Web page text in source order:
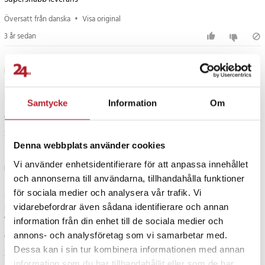
Samtycke Information Om
Denna webbplats använder cookies
Vi använder enhetsidentifierare för att anpassa innehållet
och annonserna till användarna, tillhandahålla funktioner
för sociala medier och analysera vår trafik. Vi
vidarebefordrar även sådana identifierare och annan
information från din enhet till de sociala medier och
annons- och analysföretag som vi samarbetar med.
Dessa kan i sin tur kombinera informationen med annan
information som du har tillhandahållit eller som de har
Översatt från danska • Visa original
3 år sedan
MR
Perfekt rumsindelning för mina behov. Plats för många piller.
Översatt från danska•Visa original
3 år sedan
J Jenna
Produkten fungerar enligt beskrivningen. Det är trevligt för en ung
person att bara ta med sig de nödvändiga dagarnas mediciner, även för
övernattningsbesök i byn. Underbart färgglatt!
Översatt från finska •Visa original
3 år sedan